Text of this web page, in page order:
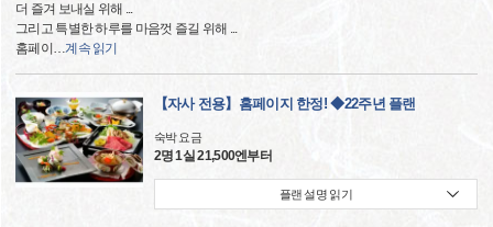
더 즐겨 보내실 위해 ...
그리고 특별한 하루를 마음껏 즐길 위해 ...
홈페이 …계속 읽기
【자사 전용】홈페이지 한정! ◆22주년 플랜
숙박 요금
2명 1실 21,500엔부터
플랜 설명 읽기